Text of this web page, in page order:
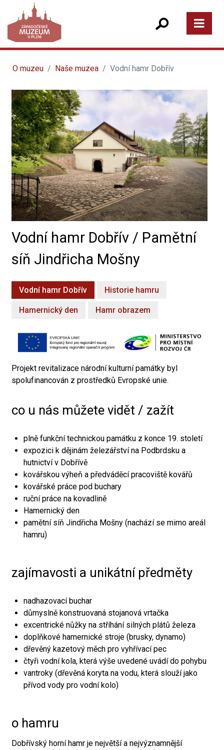
O muzeu Naše muzea Vodní hamr Dobřív
Vodní hamr Dobřív / Pamětní
síň Jindřicha Mošny
Vodní hamr Dobřív Historie hamru
Hamernický den Hamr obrazem
Projekt revitalizace národní kulturní památky byl
spolufinancován z prostředků Evropské unie.
co u nás můžete vidět / zažít
plně funkční technickou památku z konce 19. století
expozici k dějinám železářství na Podbrdsku a
hutnictví v Dobřívě
kovářskou výheň a předváděcí pracoviště kovářů
kovářské práce pod buchary
ruční práce na kovadlině
Hamernický den
pamětní síň Jindřicha Mošny (nachází se mimo areál
hamru)
zajímavosti a unikátní předměty
nadhazovací buchar
důmyslně konstruovaná stojanová vrtačka
excentrické nůžky na stříhání silných plátů železa
doplňkové hamernické stroje (brusky, dynamo)
dřevěný kazetový měch pro vyhřívací pec
čtyři vodní kola, která výše uvedené uvádí do pohybu
vantroky (dřevěná koryta na vodu, která slouží jako
přívod vody pro vodní kolo)
o hamru
Dobřívský horní hamr je největší a nejvýznamnější